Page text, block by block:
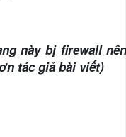
này bị firewall
tác giả bài viết)